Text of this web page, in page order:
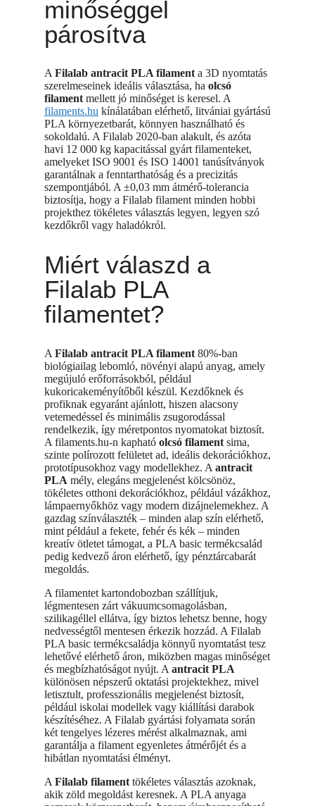
minőséggel
párosítva
AFilalab antracit PLA filamenta 3D nyomtatás
szerelmeseinek ideális választása, ha olcsó
filamentmellett jó minőséget is keresel. A
filaments.hu kínálatában elérhető, litvániai gyártású
PLA környezetbarát, könnyen használható és
sokoldalú. A Filalab 2020-ban alakult, és azóta
havi 12 000 kg kapacitással gyárt filamenteket,
amelyeket ISO 9001 és ISO 14001 tanúsítványok
garantálnak a fenntarthatóság és a precizitás
szempontjából. A ±0,03 mm átmérő-tolerancia
biztosítja, hogy a Filalab filament minden hobbi
projekthez tökéletes választás legyen, legyen szó
kezdőkről vagy haladókról.
Miért válaszd a
Filalab PLA
filamentet?
A Filalab antracit PLA filament 80%-ban
biológiailag lebomló, növényi alapú anyag, amely
megújuló erőforrásokból, például
kukoricakeményítőből készül. Kezdőknek és
profiknak egyaránt ajánlott, hiszen alacsony
vetemedéssel és minimális zsugorodással
rendelkezik, így méretpontos nyomatokat biztosít.
A filaments.hu-n kapható olcsó filament sima,
szinte polírozott felületet ad, ideális dekorációkhoz,
prototípusokhoz vagy modellekhez. A antracit
PLA mély, elegáns megjelenést kölcsönöz,
tökéletes otthoni dekorációkhoz, például vázákhoz,
lámpaernyőkhöz vagy modern dizájnelemekhez. A
gazdag színválaszték – minden alap szín elérhető,
mint például a fekete, fehér és kék – minden
kreatív ötletet támogat, a PLA basic termékcsalád
pedig kedvező áron elérhető, így pénztárcabarát
megoldás.
A filamentet kartondobozban szállítjuk,
légmentesen zárt vákuumcsomagolásban,
szilikagéllel ellátva, így biztos lehetsz benne, hogy
nedvességtől mentesen érkezik hozzád. A Filalab
PLA basic termékcsaládja könnyű nyomtatást tesz
lehetővé elérhető áron, miközben magas minőséget
és megbízhatóságot nyújt. A antracit PLA
különösen népszerű oktatási projektekhez, mivel
letisztult, professzionális megjelenést biztosít,
például iskolai modellek vagy kiállítási darabok
készítéséhez. A Filalab gyártási folyamata során
két tengelyes lézeres mérést alkalmaznak, ami
garantálja a filament egyenletes átmérőjét és a
hibátlan nyomtatási élményt.
A Filalab filament tökéletes választás azoknak,
akik zöld megoldást keresnek. A PLA anyaga